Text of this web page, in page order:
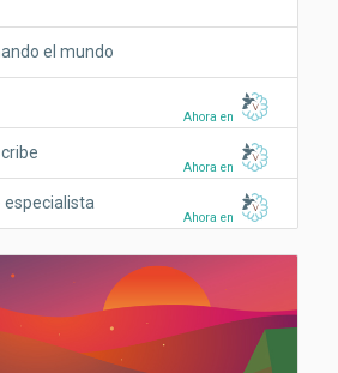
el mundo
Ahora en
Ahora en
Ahora en
especialista